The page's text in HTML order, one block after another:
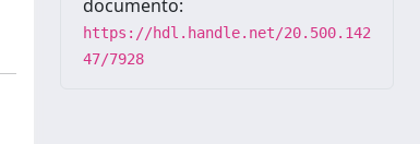
documento:
https://hdl.handle.net/20.500.142
47/7928